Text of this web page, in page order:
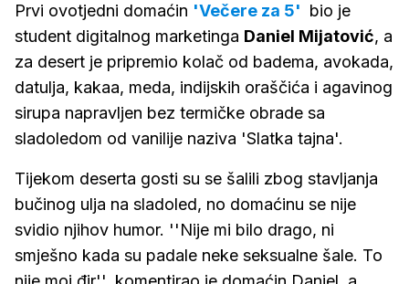
Prvi ovotjedni domaćin 'Večere za 5' bio je
student digitalnog marketinga Daniel Mijatović, a
za desert je pripremio kolač od badema, avokada,
datulja, kakaa, meda, indijskih oraščića i agavinog
sirupa napravljen bez termičke obrade sa
sladoledom od vanilije naziva 'Slatka tajna'.
Tijekom deserta gosti su se šalili zbog stavljanja
bučinog ulja na sladoled, no domaćinu se nije
svidio njihov humor. ''Nije mi bilo drago, ni
smješno kada su padale neke seksualne šale. To